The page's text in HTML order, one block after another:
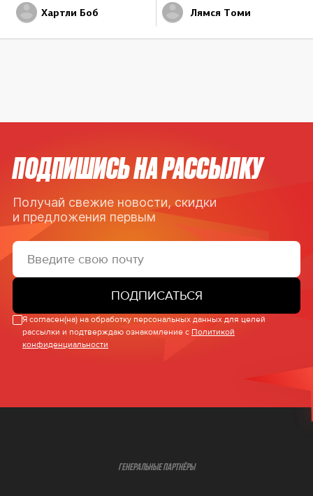
Хартли Боб Лямся Томи
ПОДПИШИСЬ НА РАССЫЛКУ
Получай свежие новости, скидки
и предложения первым
ПОДПИСАТЬСЯ
Я согласен(на) на обработку персональных данных для целей
рассылки и подтверждаю ознакомление с Политикой
конфиденциальности
ГЕНЕРАЛЬНЫЕ ПАРТНЁРЫ